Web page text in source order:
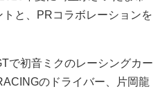
と、PRコラボレーションを
で初音ミクのレーシングカー
のドライバー、片岡龍